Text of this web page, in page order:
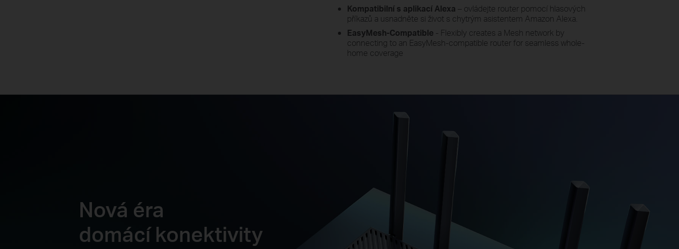
Kompatibilní s aplikací Alexa – ovládejte router pomocí hlasových
příkazů a usnadněte si život s chytrým asistentem Amazon Alexa.
EasyMesh-Compatible - Flexibly creates a Mesh network by
connecting to an EasyMesh-compatible router for seamless whole-
home coverage
Nová éra
domácí konektivity